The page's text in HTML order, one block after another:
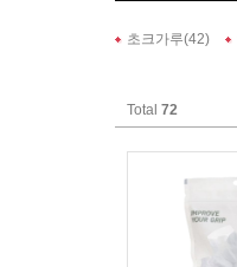
초크가루(42)
Total 72